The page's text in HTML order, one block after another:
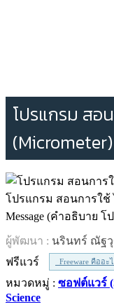
โปรแกรม สอ
(Micrometer)
โปรแกรม สอนการใช้
Message (คำอธิบาย
ผู้พัฒนา : นรินทร์ ณัฐ
ฟรีแวร์
Freeware คืออะ
หมวดหมู่ : ซอฟต์แวร์
Science